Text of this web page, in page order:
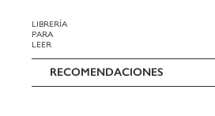
LIBRERÍA
PARA
LEER
RECOMENDACIONES